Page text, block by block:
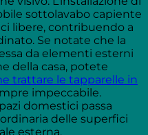
sottolavabo capiente
libere, contribuendo a
Se notate che la
da elementi esterni
della casa, potete
trattare le tapparelle in
impeccabile.
domestici passa
delle superfici
esterna.